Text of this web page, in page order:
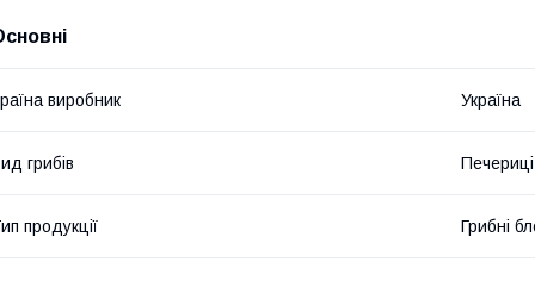
виробник Україна
грибів Печериці
продукції Грибні